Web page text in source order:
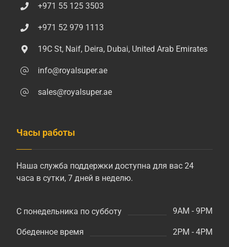
+971 55 125 3503
+971 52 979 1113
19C St, Naif, Deira, Dubai, United Arab Emirates
info@royalsuper.ae
sales@royalsuper.ae
Часы работы
Наша служба поддержки доступна для вас 24
часа в сутки, 7 дней в неделю.
С понедельника по субботу 9AM - 9PM
Обеденное время 2PM - 4PM